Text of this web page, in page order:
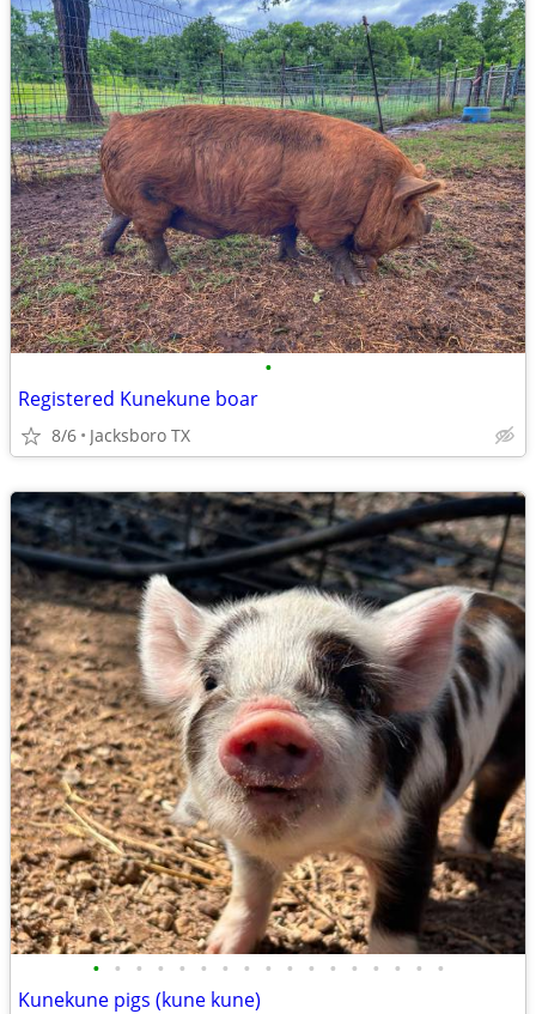
•
Registered Kunekune boar
8/6 Jacksboro TX
• • • • • • • • • • • • • • • • •
Kunekune pigs (kune kune)